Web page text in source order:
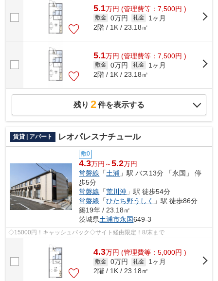
5.1万円 (管理費等：7,500円 )
敷金 0万円 礼金
1ヶ月
2階 / 1K / 23.18㎡
5.1万円 (管理費等：7,500円 )
敷金 0万円 礼金
1ヶ月
2階 / 1K / 23.18㎡
残り 2件を表示する
賃貸 | アパート レオパレスナチュール
敷0
4.3万円～5.2万円
常磐線 「土浦 」駅 バス13分 「永国」 停
歩5分
常磐線 「荒川沖 」駅 徒歩54分
常磐線 「ひたち野うしく
」駅 徒歩86分
築19年 / 23.18㎡
茨城県土浦市永国649-3
◇15000円！キャッシュバック◇サイト経由限定！8/末まで
4.3万円 (管理費等：5,000円 )
敷金 0万円 礼金
1ヶ月
2階 / 1K / 23.18㎡